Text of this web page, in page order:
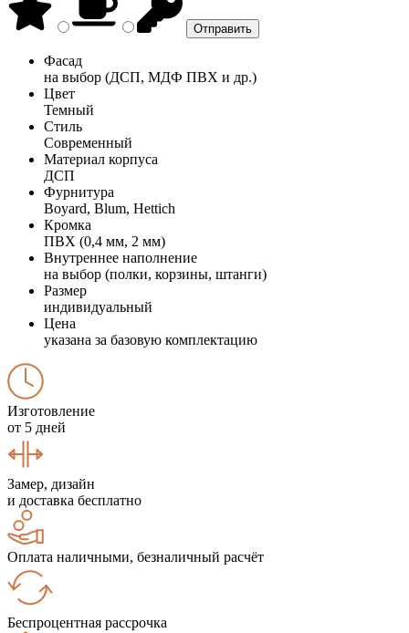
Фасад
на выбор (ДСП, МДФ ПВХ и др.)
Цвет
Темный
Стиль
Современный
Материал корпуса
ДСП
Фурнитура
Boyard, Blum, Hettich
Кромка
ПВХ (0,4 мм, 2 мм)
Внутреннее наполнение
на выбор (полки, корзины, штанги)
Размер
индивидуальный
Цена
указана за базовую комплектацию
Изготовление
от 5 дней
Замер, дизайн
и доставка бесплатно
Оплата наличными, безналичный расчёт
Беспроцентная рассрочка